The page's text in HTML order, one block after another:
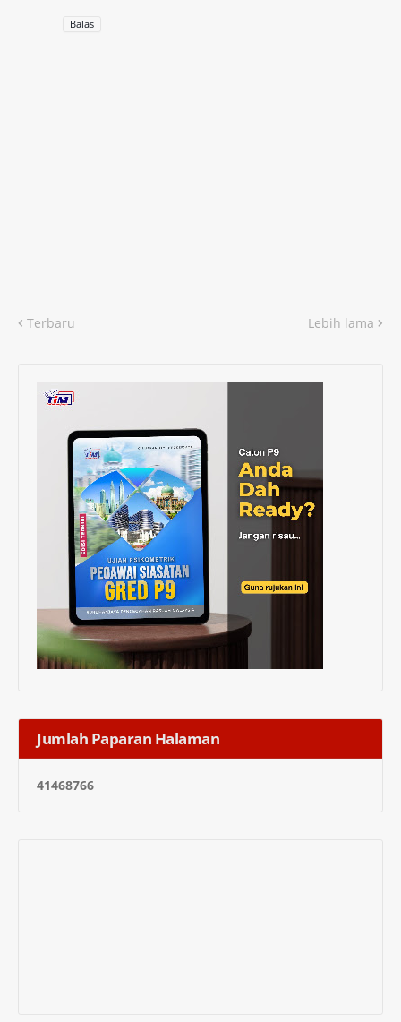
Balas
Terbaru Lebih lama
Jumlah Paparan Halaman
41468766